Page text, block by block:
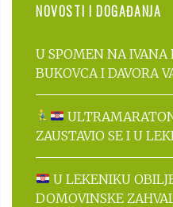
NOVOSTI I DOGAĐANJA
U SPOMEN NA IVANA
BUKOVCA I DAVORA
ZAUSTAVIO SE I U
U LEKENIKU
DOMOVINSKE